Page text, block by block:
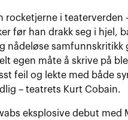
rocketjerne i teaterverden
før han drakk seg i hjel,
nådeløse samfunnskritikk
egen måte å skrive på
feil og lekte med både
– teatrets Kurt Cobain.
eksplosive debut med